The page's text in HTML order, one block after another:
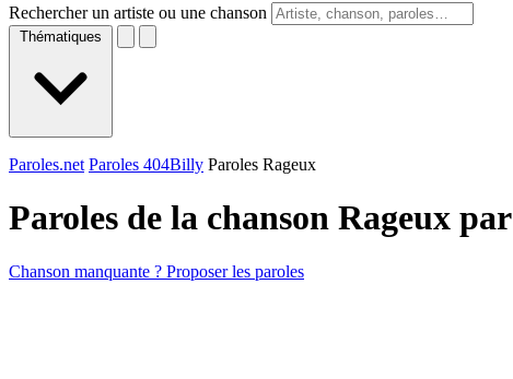
Rechercher un artiste ou une chanson
Thématiques
Paroles.net Paroles 404Billy Paroles Rageux
Paroles de la chanson Rageux par
Chanson manquante ? Proposer les paroles